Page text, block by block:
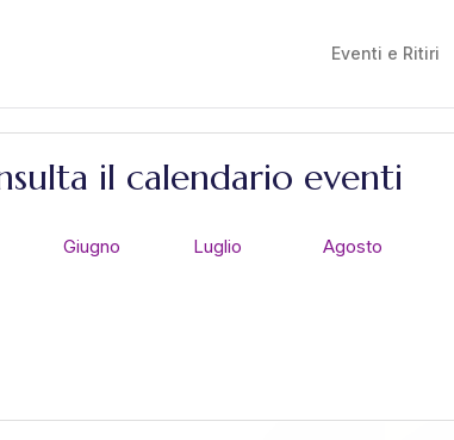
Eventi e Ritiri
il calendario eventi
Giugno Luglio Agosto